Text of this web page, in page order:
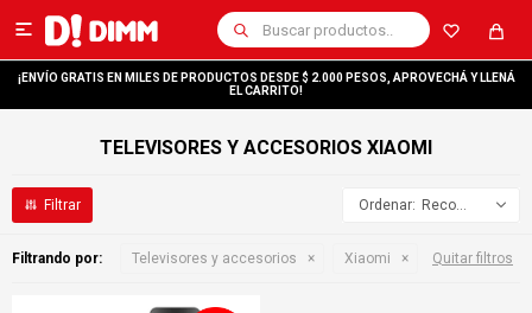

¡ENVÍO GRATIS EN MILES DE PRODUCTOS DESDE $ 2.000 PESOS, APROVECHÁ Y LLENÁ
EL CARRITO!
TELEVISORES Y ACCESORIOS XIAOMI
Recomendados
Filtrando por: Televisores y accesorios Xiaomi Quitar filtros